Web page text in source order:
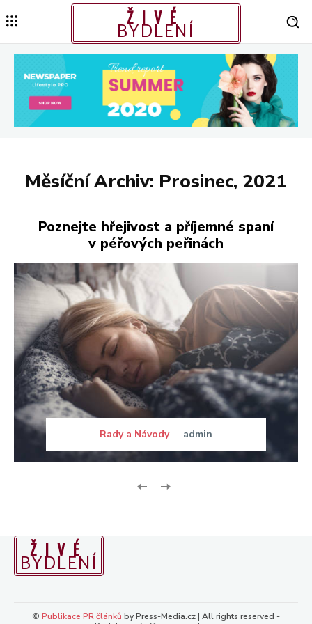
ŽIVÉ
BYDLENÍ
Měsíční Archiv: Prosinec, 2021
Poznejte hřejivost a příjemné spaní
v péřových peřinách
Rady a Návody admin
ŽIVÉ
BYDLENÍ
© Publikace PR článků by Press-Media.cz | All rights reserved -